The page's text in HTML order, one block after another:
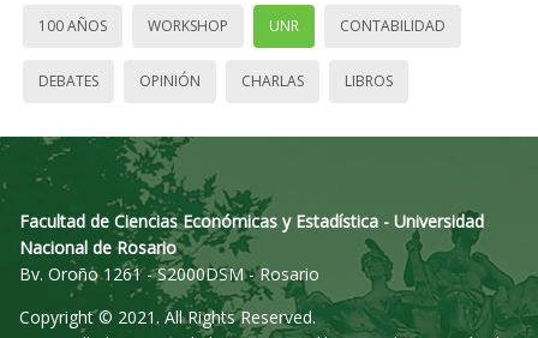
100 AÑOS WORKSHOP UNR CONTABILIDAD
DEBATES OPINIÓN CHARLAS LIBROS
Facultad de Ciencias Económicas y Estadística - Universidad
Nacional de Rosario
Bv. Oroño 1261 - S2000DSM - Rosario
Copyright © 2021. All Rights Reserved.